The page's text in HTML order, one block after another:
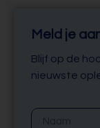
Meld je
Blijf op de
nieuwste